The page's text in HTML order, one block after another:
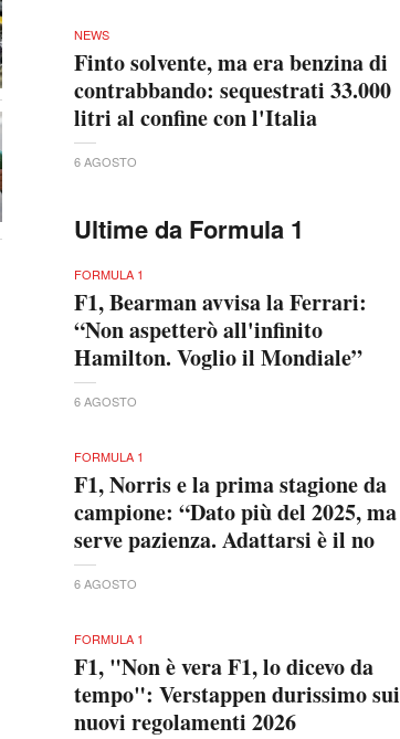
NEWS
Finto solvente, ma era benzina di
contrabbando: sequestrati 33.000
litri al confine con l'Italia
6 AGOSTO
Ultime da Formula 1
FORMULA 1
F1, Bearman avvisa la Ferrari:
“Non aspetterò all'infinito
Hamilton. Voglio il Mondiale”
6 AGOSTO
FORMULA 1
F1, Norris e la prima stagione da
campione: “Dato più del 2025, ma
serve pazienza. Adattarsi è il no
6 AGOSTO
FORMULA 1
F1, "Non è vera F1, lo dicevo da
tempo": Verstappen durissimo sui
nuovi regolamenti 2026